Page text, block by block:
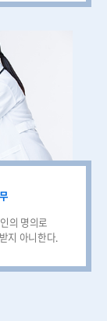
의 명의로
지 아니한다.